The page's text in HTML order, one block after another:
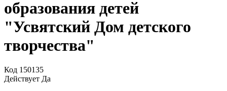
образования детей
"Усвятский Дом детского
творчества"
Код 150135
Действует Да